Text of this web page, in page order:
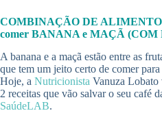
COMBINAÇÃO DE
comer BANANA e MAÇÃ (COM
A banana e a maçã estão entre as
que tem um jeito certo de comer
Hoje, a Nutricionista Vanuza Lobato
2 receitas que vão salvar o seu café
SaúdeLAB.